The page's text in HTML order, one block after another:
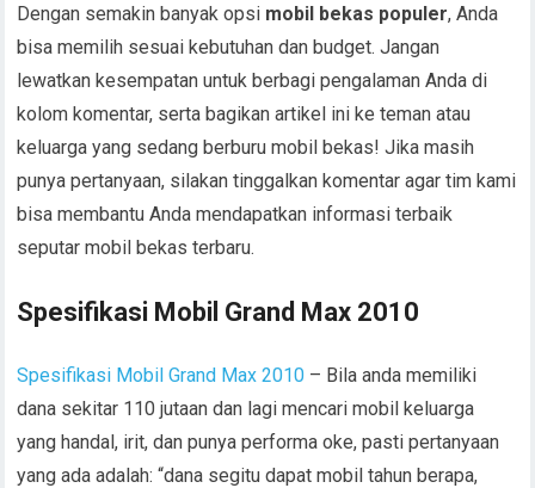
Dengan semakin banyak opsi mobil bekas populer, Anda
bisa memilih sesuai kebutuhan dan budget. Jangan
lewatkan kesempatan untuk berbagi pengalaman Anda di
kolom komentar, serta bagikan artikel ini ke teman atau
keluarga yang sedang berburu mobil bekas! Jika masih
punya pertanyaan, silakan tinggalkan komentar agar tim kami
bisa membantu Anda mendapatkan informasi terbaik
seputar mobil bekas terbaru.
Spesifikasi Mobil Grand Max 2010
Spesifikasi Mobil Grand Max 2010 – Bila anda memiliki
dana sekitar 110 jutaan dan lagi mencari mobil keluarga
yang handal, irit, dan punya performa oke, pasti pertanyaan
yang ada adalah: “dana segitu dapat mobil tahun berapa,